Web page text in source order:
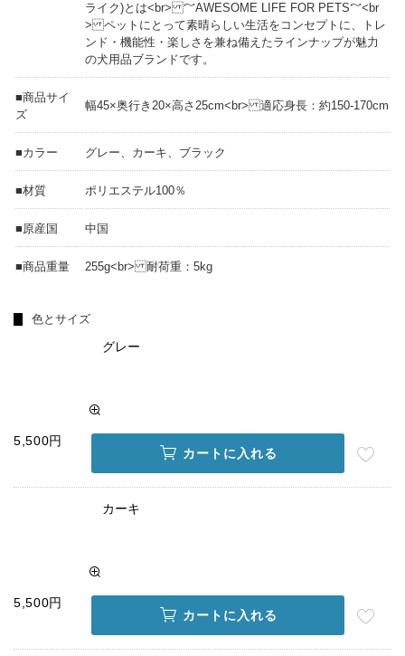
ライク)とは<br> ～AWESOME LIFE FOR PETS～<br
> ペットにとって素晴らしい生活をコンセプトに、トレ
ンド・機能性・楽しさを兼ね備えたラインナップが魅力
の犬用品ブランドです。
■商品サイ
ズ
幅45×奥行き20×高さ25cm<br> 適応身長：約150-170cm
■カラー グレー、カーキ、ブラック
■材質 ポリエステル100％
■原産国 中国
■商品重量 255g<br> 耐荷重：5kg
色とサイズ
グレー
5,500円
カートに入れる
カーキ
5,500円
カートに入れる